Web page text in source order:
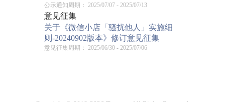
公示通知周期： 2025/07/07 - 2025/07/13
意见征集
关于《微信小店「骚扰他人」实施细
则-20240902版本》修订意见征集
意见征集周期： 2025/06/30 - 2025/07/06